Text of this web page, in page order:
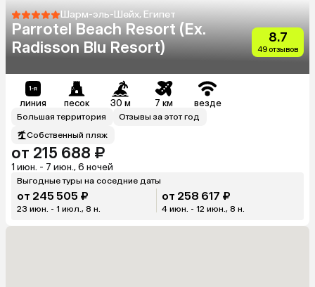
Шарм-эль-Шейх, Египет
Parrotel Beach Resort (Ex.
Radisson Blu Resort)
8.7
49 отзывов
линия песок 30 м 7 км везде
Большая территория
Отзывы за этот год
Собственный пляж
от 215 688 ₽
1 июн. - 7 июн., 6 ночей
Выгодные туры на соседние даты
от 245 505 ₽
23 июн. - 1 июл., 8 н.
от 258 617 ₽
4 июн. - 12 июн., 8 н.